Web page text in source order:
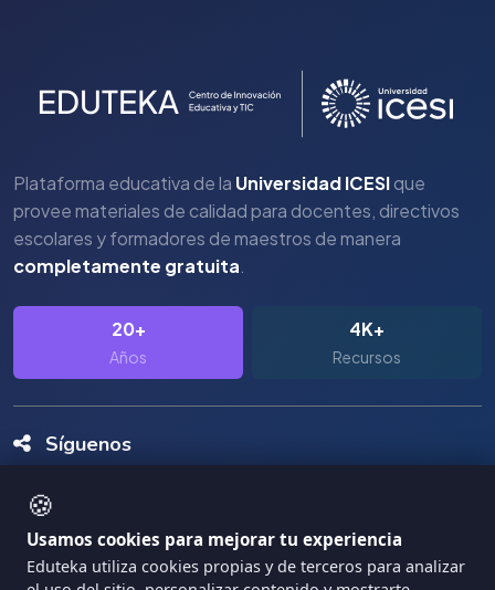
🍪
Usamos cookies para mejorar tu experiencia
Eduteka utiliza cookies propias y de terceros para analizar
Plataforma educativa de la Universidad ICESIque
provee materiales de calidad para docentes, directivos
escolares y formadores de maestros de manera
completamente gratuita.
20+
Años
4K+
Recursos
Síguenos